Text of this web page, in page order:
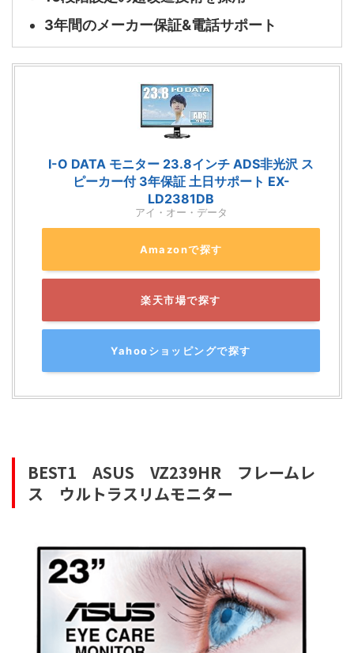
3年間のメーカー保証&電話サポート
I-O DATA モニター 23.8インチ ADS非光沢 ス
ピーカー付 3年保証 土日サポート EX-
LD2381DB
アイ・オー・データ
Amazonで探す
楽天市場で探す
Yahooショッピングで探す
BEST1 ASUS VZ239HR フレームレ
ス ウルトラスリムモニター